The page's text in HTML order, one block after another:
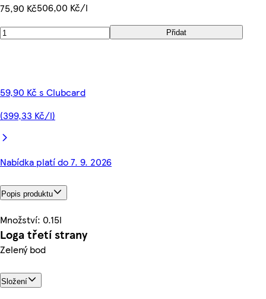
75,90 Kč506,00 Kč/l
Přidat
59,90 Kč s Clubcard
(399,33 Kč/l)
Nabídka platí do 7. 9. 2026
Popis produktu
Množství: 0.15l
Loga třetí strany
Zelený bod
Složení